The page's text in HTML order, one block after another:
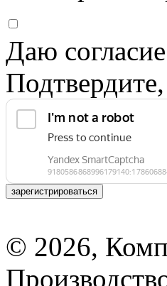
Даю
зарегистрироваться
© 2026,